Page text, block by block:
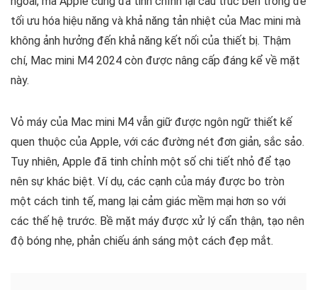
tối ưu hóa hiệu năng và khả năng tản nhiệt của Mac mini mà
không ảnh hưởng đến khả năng kết nối của thiết bị. Thậm
chí, Mac mini M4 2024 còn được nâng cấp đáng kể về mặt
này.
Vỏ máy của Mac mini M4 vẫn giữ được ngôn ngữ thiết kế
quen thuộc của Apple, với các đường nét đơn giản, sắc sảo.
Tuy nhiên, Apple đã tinh chỉnh một số chi tiết nhỏ để tạo
nên sự khác biệt. Ví dụ, các cạnh của máy được bo tròn
một cách tinh tế, mang lại cảm giác mềm mại hơn so với
các thế hệ trước. Bề mặt máy được xử lý cẩn thận, tạo nên
độ bóng nhẹ, phản chiếu ánh sáng một cách đẹp mắt.